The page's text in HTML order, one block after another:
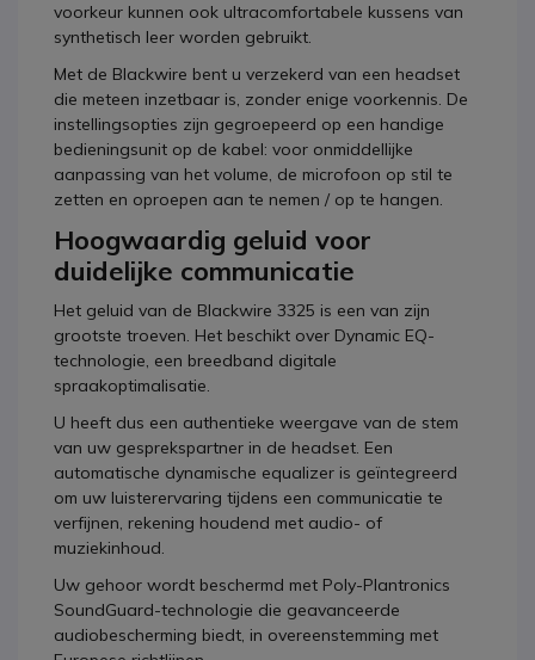
voorkeur kunnen ook ultracomfortabele kussens van
synthetisch leer worden gebruikt.
Met de Blackwire bent u verzekerd van een headset
die meteen inzetbaar is, zonder enige voorkennis. De
instellingsopties zijn gegroepeerd op een handige
bedieningsunit op de kabel: voor onmiddellijke
aanpassing van het volume, de microfoon op stil te
zetten en oproepen aan te nemen / op te hangen.
Hoogwaardig geluid voor
duidelijke communicatie
Het geluid van de Blackwire 3325 is een van zijn
grootste troeven. Het beschikt over Dynamic EQ-
technologie, een breedband digitale
spraakoptimalisatie.
U heeft dus een authentieke weergave van de stem
van uw gesprekspartner in de headset. Een
automatische dynamische equalizer is geïntegreerd
om uw luisterervaring tijdens een communicatie te
verfijnen, rekening houdend met audio- of
muziekinhoud.
Uw gehoor wordt beschermd met Poly-Plantronics
SoundGuard-technologie die geavanceerde
audiobescherming biedt, in overeenstemming met